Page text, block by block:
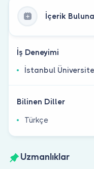
İçerik
İş Deneyimi
İstanbul
Bilinen Diller
Türkçe
Uzmanlıklar